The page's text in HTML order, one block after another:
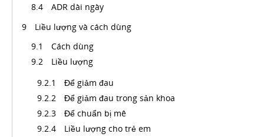
ADR dài ngày
Liều lượng và cách dùng
Cách dùng
Liều lượng
Để giảm đau
Để giảm đau trong sản khoa
Để chuẩn bị mê
Liều lượng cho trẻ em